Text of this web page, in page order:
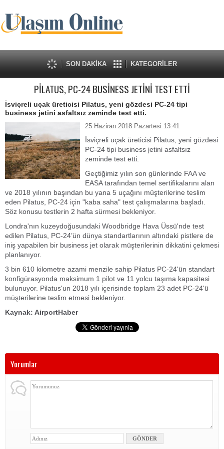
SON DAKİKA KATEGORİLER
PİLATUS, PC-24 BUSİNESS JETİNİ TEST ETTİ
İsviçreli uçak üreticisi Pilatus, yeni gözdesi PC-24 tipi
business jetini asfaltsız zeminde test etti.
25 Haziran 2018 Pazartesi 13:41
İsviçreli uçak üreticisi Pilatus, yeni gözdesi
PC-24 tipi business jetini asfaltsız
zeminde test etti.
Geçtiğimiz yılın son günlerinde FAA ve
EASA tarafından temel sertifikalarını alan
ve 2018 yılının başından bu yana 5 uçağını müşterilerine teslim
eden Pilatus, PC-24 için "kaba saha" test çalışmalarına başladı.
Söz konusu testlerin 2 hafta sürmesi bekleniyor.
Londra'nın kuzeydoğusundaki Woodbridge Hava Üssü'nde test
edilen Pilatus, PC-24’ün dünya standartlarının altındaki pistlere de
iniş yapabilen bir business jet olarak müşterilerinin dikkatini çekmesi
planlanıyor.
3 bin 610 kilometre azami menzile sahip Pilatus PC-24'ün standart
konfigürasyonda maksimum 1 pilot ve 11 yolcu taşıma kapasitesi
bulunuyor. Pilatus'un 2018 yılı içerisinde toplam 23 adet PC-24'ü
müşterilerine teslim etmesi bekleniyor.
Kaynak: AirportHaber
Yorumlar